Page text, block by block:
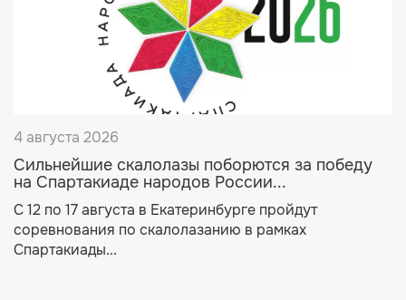
4 августа 2026
Сильнейшие скалолазы поборются за победу
на Спартакиаде народов России...
С 12 по 17 августа в Екатеринбурге пройдут
соревнования по скалолазанию в рамках
Спартакиады...